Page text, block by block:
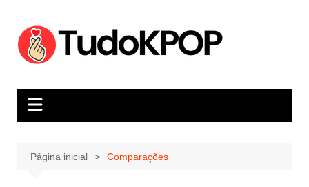
conteúdo
Página inicial Comparações